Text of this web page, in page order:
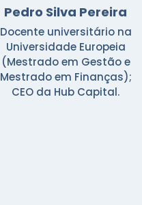
Pedro Silva Pereira
Docente universitário na
Universidade Europeia
(Mestrado em Gestão e
Mestrado em Finanças);
CEO da Hub Capital.